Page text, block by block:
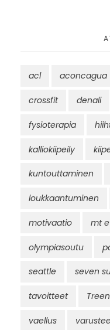
acl aconcagua
crossfit denali
fysioterapia
kalliokiipeily
kuntouttaminen
loukkaantuminen
motivaatio mt
olympiasoutu
seattle seven
tavoitteet
vaellus